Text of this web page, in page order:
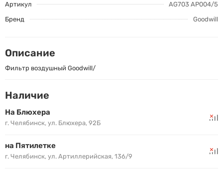
Артикул
AG703 AP004/5
Бренд
Goodwill
Описание
Фильтр воздушный Goodwill/
Наличие
На Блюхера
г. Челябинск, ул. Блюхера, 92Б
на Пятилетке
г. Челябинск, ул. Артиллерийская, 136/9